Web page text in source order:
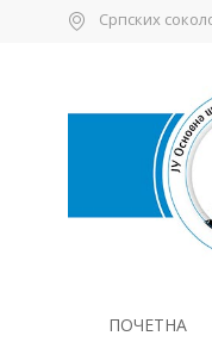
Српских
ПОЧЕТНА